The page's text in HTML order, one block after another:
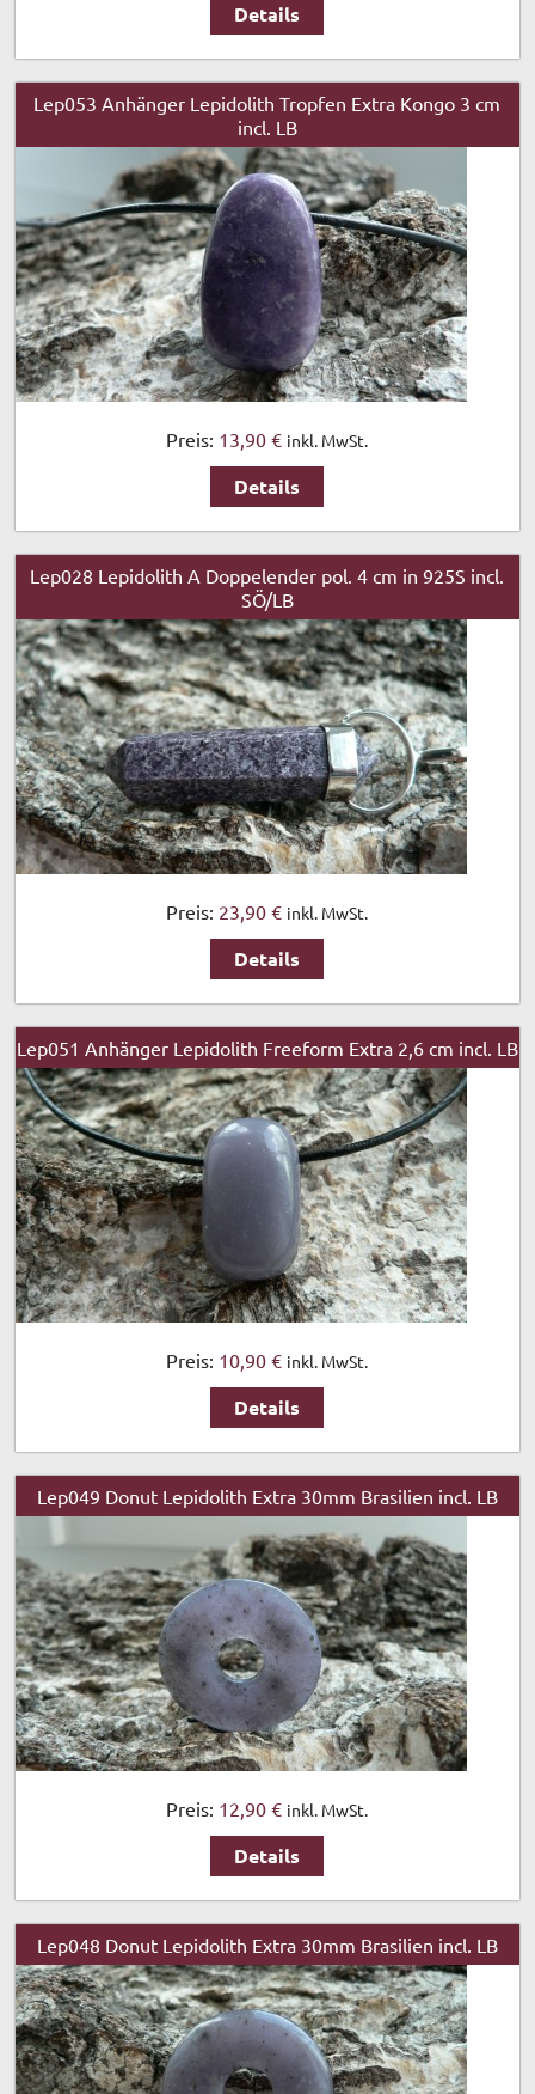
Details
Lep053 Anhänger Lepidolith Tropfen Extra Kongo 3 cm
incl. LB
Preis: 13,90 € inkl. MwSt.
Details
Lep028 Lepidolith A Doppelender pol. 4 cm in 925S incl.
SÖ/LB
Preis: 23,90 € inkl. MwSt.
Details
Lep051 Anhänger Lepidolith Freeform Extra 2,6 cm incl. LB
Preis: 10,90 € inkl. MwSt.
Details
Lep049 Donut Lepidolith Extra 30mm Brasilien incl. LB
Preis: 12,90 € inkl. MwSt.
Details
Lep048 Donut Lepidolith Extra 30mm Brasilien incl. LB